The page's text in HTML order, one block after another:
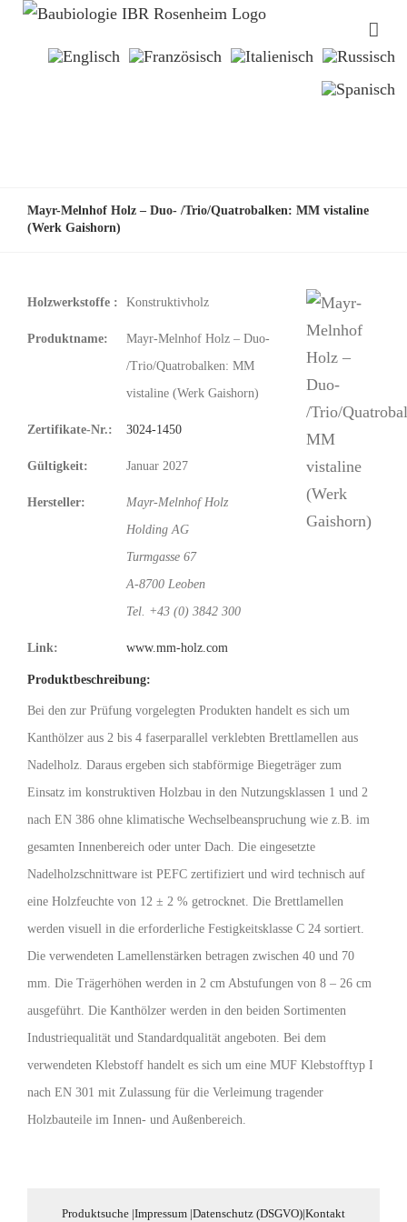
Mayr-Melnhof Holz – Duo- /Trio/Quatrobalken: MM vistaline
(Werk Gaishorn)
Holzwerkstoffe : Konstruktivholz
Produktname:
Mayr-Melnhof Holz – Duo-
/Trio/Quatrobalken: MM
vistaline (Werk Gaishorn)
Zertifikate-Nr.: 3024-1450
Gültigkeit: Januar 2027
Hersteller:
Mayr-Melnhof Holz
Holding AG
Turmgasse 67
A-8700 Leoben
Tel. +43 (0) 3842 300
Link: www.mm-holz.com
Produktbeschreibung:
Bei den zur Prüfung vorgelegten Produkten handelt es sich um
Kanthölzer aus 2 bis 4 faserparallel verklebten Brettlamellen aus
Nadelholz. Daraus ergeben sich stabförmige Biegeträger zum
Einsatz im konstruktiven Holzbau in den Nutzungsklassen 1 und 2
nach EN 386 ohne klimatische Wechselbeanspruchung wie z.B. im
gesamten Innenbereich oder unter Dach. Die eingesetzte
Nadelholzschnittware ist PEFC zertifiziert und wird technisch auf
eine Holzfeuchte von 12 ± 2 % getrocknet. Die Brettlamellen
werden visuell in die erforderliche Festigkeitsklasse C 24 sortiert.
Die verwendeten Lamellenstärken betragen zwischen 40 und 70
mm. Die Trägerhöhen werden in 2 cm Abstufungen von 8 – 26 cm
ausgeführt. Die Kanthölzer werden in den beiden Sortimenten
Industriequalität und Standardqualität angeboten. Bei dem
verwendeten Klebstoff handelt es sich um eine MUF Klebstofftyp I
nach EN 301 mit Zulassung für die Verleimung tragender
Holzbauteile im Innen- und Außenbereich.
Produktsuche |Impressum |Datenschutz (DSGVO)|Kontakt